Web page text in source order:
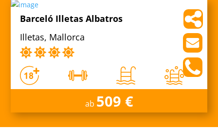
Barceló Illetas Albatros
Illetas, Mallorca
ab 509 €